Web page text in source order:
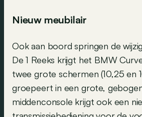
Nieuw meubilair
Ook aan boord springen de
De 1 Reeks krijgt het BMW
twee grote schermen (10,25 en
groepeert in een grote,
middenconsole krijgt ook een